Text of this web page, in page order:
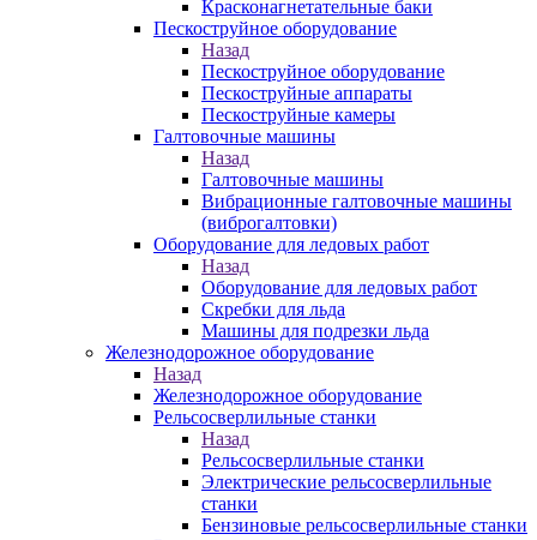
Красконагнетательные баки
Пескоструйное оборудование
Назад
Пескоструйное оборудование
Пескоструйные аппараты
Пескоструйные камеры
Галтовочные машины
Назад
Галтовочные машины
Вибрационные галтовочные машины
(виброгалтовки)
Оборудование для ледовых работ
Назад
Оборудование для ледовых работ
Скребки для льда
Машины для подрезки льда
Железнодорожное оборудование
Назад
Железнодорожное оборудование
Рельсосверлильные станки
Назад
Рельсосверлильные станки
Электрические рельсосверлильные
станки
Бензиновые рельсосверлильные станки